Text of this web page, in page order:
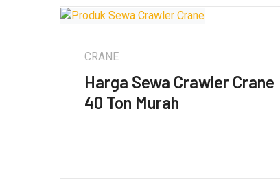
CRANE
Harga Sewa Crawler Crane
40 Ton Murah